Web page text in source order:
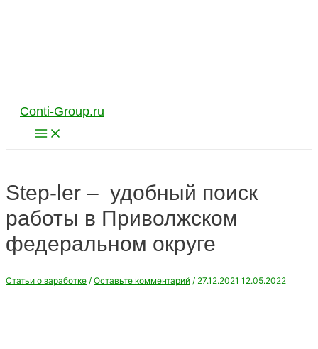
Conti-Group.ru
Main
Menu
Step-ler – удобный поиск
работы в Приволжском
федеральном округе
Статьи о заработке / Оставьте комментарий / 27.12.2021 12.05.2022